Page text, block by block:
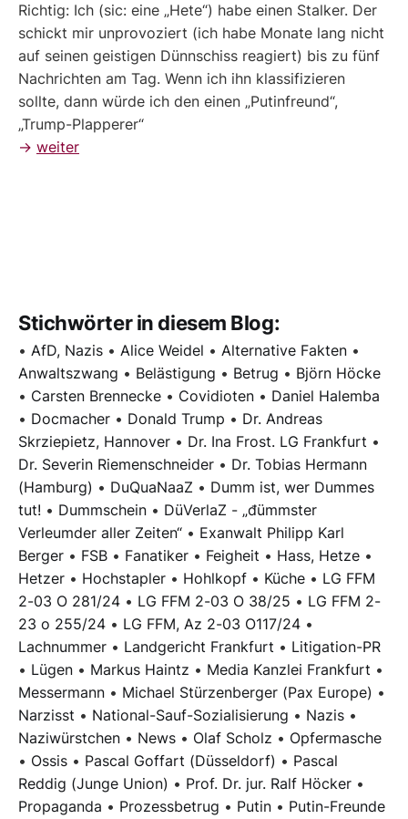
Richtig: Ich (sic: eine „Hete“) habe einen Stalker. Der
schickt mir unprovoziert (ich habe Monate lang nicht
auf seinen geistigen Dünnschiss reagiert) bis zu fünf
Nachrichten am Tag. Wenn ich ihn klassifizieren
sollte, dann würde ich den einen „Putinfreund“,
„Trump-Plapperer“
→ weiter
Stichwörter in diesem Blog:
• AfD, Nazis • Alice Weidel • Alternative Fakten •
Anwaltszwang • Belästigung • Betrug • Björn Höcke
• Carsten Brennecke • Covidioten • Daniel Halemba
• Docmacher • Donald Trump • Dr. Andreas
Skrziepietz, Hannover • Dr. Ina Frost. LG Frankfurt •
Dr. Severin Riemenschneider • Dr. Tobias Hermann
(Hamburg) • DuQuaNaaZ • Dumm ist, wer Dummes
tut! • Dummschein • DüVerlaZ - „đümmster
Verleumder aller Zeiten“ • Exanwalt Philipp Karl
Berger • FSB • Fanatiker • Feigheit • Hass, Hetze •
Hetzer • Hochstapler • Hohlkopf • Küche • LG FFM
2-03 O 281/24 • LG FFM 2-03 O 38/25 • LG FFM 2-
23 o 255/24 • LG FFM, Az 2-03 O117/24 •
Lachnummer • Landgericht Frankfurt • Litigation-PR
• Lügen • Markus Haintz • Media Kanzlei Frankfurt •
Messermann • Michael Stürzenberger (Pax Europe) •
Narzisst • National-Sauf-Sozialisierung • Nazis •
Naziwürstchen • News • Olaf Scholz • Opfermasche
• Ossis • Pascal Goffart (Düsseldorf) • Pascal
Reddig (Junge Union) • Prof. Dr. jur. Ralf Höcker •
Propaganda • Prozessbetrug • Putin • Putin-Freunde